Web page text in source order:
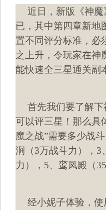
近日，新版《神
已，其中第四章新地
置不同评分标准，必
之上升，令玩家在神
能快速全三星通关副
首先我们要了解
可以评三星！那么具
魔之战”需要多少战
涧（3万战斗力），3
力），5、鸾凤殿（
经小妮子体验，